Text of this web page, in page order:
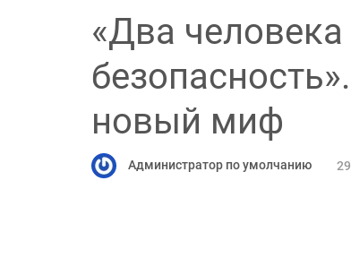
«Два
новый миф
Администратор по умолчанию